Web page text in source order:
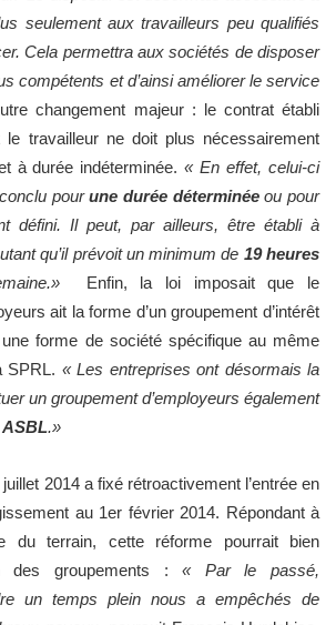
seulement aux travailleurs peu qualifiés
Cela permettra aux sociétés de disposer
compétents et d’ainsi améliorer le service
changement majeur : le contrat établi
le travailleur ne doit plus nécessairement
à durée indéterminée.« En effet, celui-ci
pourune durée déterminéeou pour
défini. Il peut, par ailleurs, être établi à
qu’il prévoit un minimum de 19 heures
Enfin, la loi imposait que le
ait la forme d’un groupement d’intérêt
forme de société spécifique au même
SPRL. « Les entreprises ont désormais la
un groupement d’employeurs également
ASBL.»
2014 a fixé rétroactivement l’entrée en
au 1er février 2014. Répondant à
du terrain, cette réforme pourrait bien
des groupements :« Par le passé,
un temps plein nous a empêchés de